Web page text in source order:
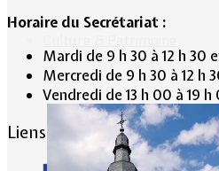
Horaire du Secrétariat :
Mardi de 9 h 30 à 12 h 30
Mercredi de 9 h 30 à 12 h
Vendredi de 13 h 00 à 19 h
Liens conseillés